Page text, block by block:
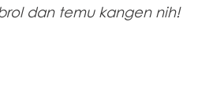
dan temu kangen nih!